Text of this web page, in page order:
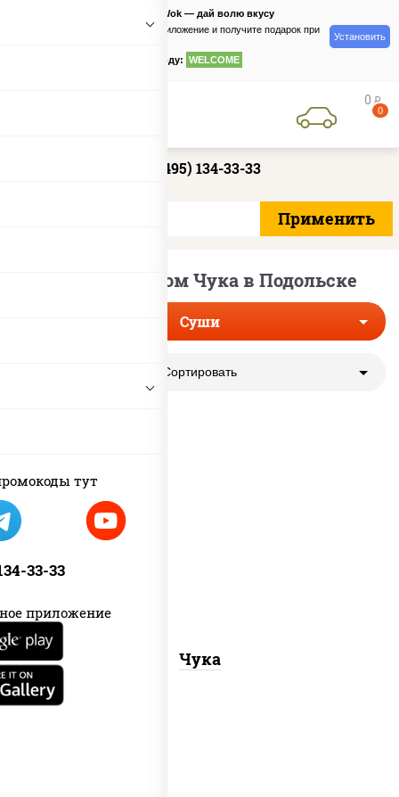
тут
33-33
приложение
PizzaSushiWok — дай волю вкусу
Скачайте приложение и получите подарок при
по промокоду: WELCOME
Установить
0 руб
0
+7 (495) 134-33-33
Суши с салатом Чука в Подольске
Суши
Сортировать
рис, нори, салат "чука"
Чука